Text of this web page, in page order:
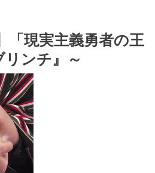
現実主義勇者の王
リンチ』～